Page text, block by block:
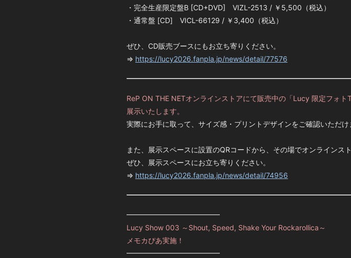
・完全生産限定盤B [CD+DVD] VIZL-2513 / ￥5,500（税込）
・通常盤 [CD] VICL-66129 / ￥3,400（税込）
ぜひ、CD販売ブースにもお立ち寄りください。
⇒ https://lucy2026.fanpla.jp/news/detail/77576
ReP ON THE NETオンラインストアにて販売中の「Lucy 限定フォ
展示いたします。
実際にお手に取って、サイズ感・プリントデザインをご確認いただけ
また、展示スペースに設置のQRコードから、その場でオンラインス
ぜひ、展示スペースにお立ち寄りください。
⇒ https://lucy2026.fanpla.jp/news/detail/74956
━━━━━━━━━━━━━
Lucy Show 003 ～Shout, Speed, Shake Your Rockarollica～
メモカぴあ実施！
━━━━━━━━━━━━━